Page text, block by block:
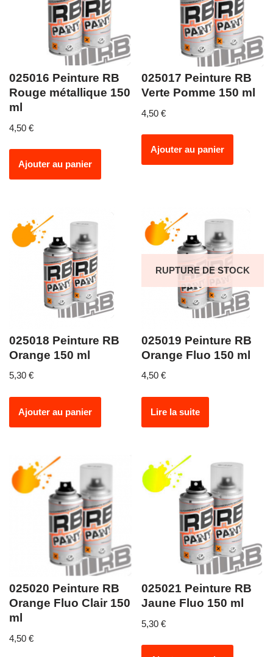
025016 Peinture RB
Rouge métallique 150
ml
4,50 €
Ajouter au panier
025017 Peinture RB
Verte Pomme 150 ml
4,50€
Ajouter au panier
025018 Peinture RB
Orange 150 ml
5,30 €
Ajouter au panier
RUPTURE DE STOCK
025019 Peinture RB
Orange Fluo 150 ml
4,50€
Lire la suite
025020 Peinture RB
Orange Fluo Clair 150
ml
4,50 €
025021 Peinture RB
Jaune Fluo 150 ml
5,30€